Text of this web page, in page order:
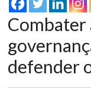
Combater
defender